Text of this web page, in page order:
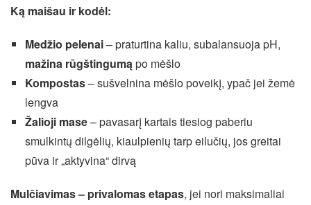
Ką maišau ir kodėl:
Medžio pelenai– praturtina kaliu, subalansuoja pH,
mažina rūgštingumąpo mėšlo
Kompostas– sušvelnina mėšlo poveikį, ypač jei žemė
lengva
Žalioji mase– pavasarį kartais tiesiog paberiu
smulkintų dilgėlių, kiaulpienių tarp eilučių, jos greitai
pūva ir „aktyvina“ dirvą
Mulčiavimas – privalomas etapas, jei nori maksimaliai